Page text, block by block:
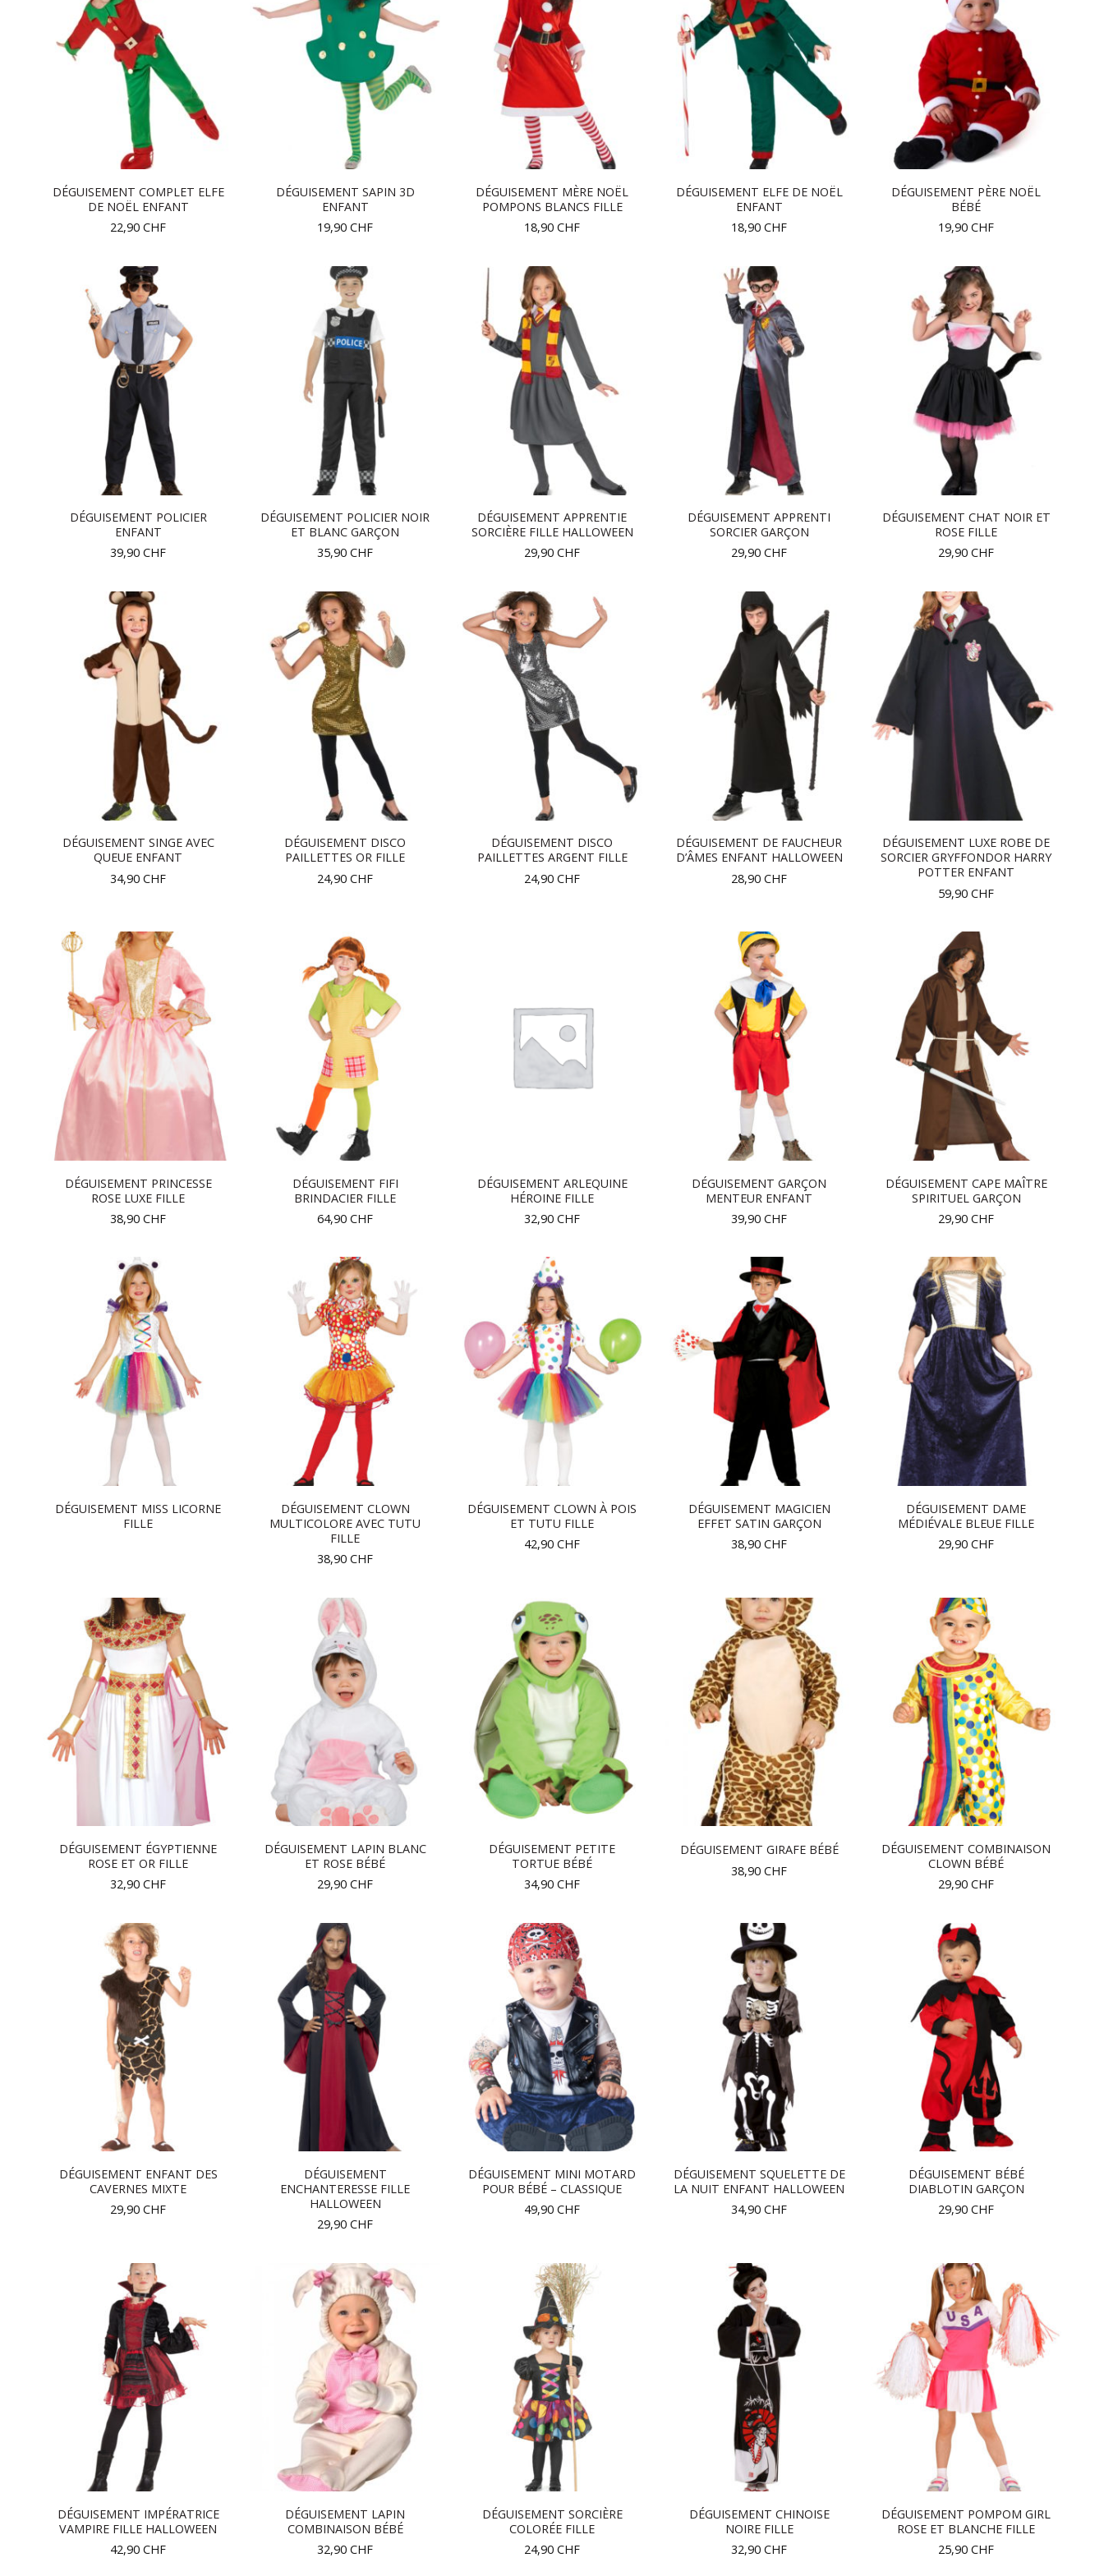
DÉGUISEMENT COMPLET ELFE
DE NOËL ENFANT
22,90 CHF
DÉGUISEMENT SAPIN 3D
ENFANT
19,90 CHF
DÉGUISEMENT MÈRE NOËL
POMPONS BLANCS FILLE
18,90 CHF
DÉGUISEMENT ELFE DE NOËL
ENFANT
18,90 CHF
DÉGUISEMENT PÈRE NOËL
BÉBÉ
19,90 CHF
DÉGUISEMENT POLICIER
ENFANT
39,90 CHF
DÉGUISEMENT POLICIER NOIR
ET BLANC GARÇON
35,90 CHF
DÉGUISEMENT APPRENTIE
SORCIÈRE FILLE HALLOWEEN
29,90 CHF
DÉGUISEMENT APPRENTI
SORCIER GARÇON
29,90 CHF
DÉGUISEMENT CHAT NOIR ET
ROSE FILLE
29,90 CHF
DÉGUISEMENT SINGE AVEC
QUEUE ENFANT
34,90 CHF
DÉGUISEMENT DISCO
PAILLETTES OR FILLE
24,90 CHF
DÉGUISEMENT DISCO
PAILLETTES ARGENT FILLE
24,90 CHF
DÉGUISEMENT DE FAUCHEUR
D’ÂMES ENFANT HALLOWEEN
28,90 CHF
DÉGUISEMENT LUXE ROBE DE
SORCIER GRYFFONDOR HARRY
POTTER ENFANT
59,90 CHF
DÉGUISEMENT PRINCESSE
ROSE LUXE FILLE
38,90 CHF
DÉGUISEMENT FIFI
BRINDACIER FILLE
64,90 CHF
DÉGUISEMENT ARLEQUINE
HÉROINE FILLE
32,90 CHF
DÉGUISEMENT GARÇON
MENTEUR ENFANT
39,90 CHF
DÉGUISEMENT CAPE MAÎTRE
SPIRITUEL GARÇON
29,90 CHF
DÉGUISEMENT MISS LICORNE
FILLE
DÉGUISEMENT CLOWN
MULTICOLORE AVEC TUTU
FILLE
38,90 CHF
DÉGUISEMENT CLOWN À POIS
ET TUTU FILLE
42,90 CHF
DÉGUISEMENT MAGICIEN
EFFET SATIN GARÇON
38,90 CHF
DÉGUISEMENT DAME
MÉDIÉVALE BLEUE FILLE
29,90 CHF
DÉGUISEMENT ÉGYPTIENNE
ROSE ET OR FILLE
32,90 CHF
DÉGUISEMENT LAPIN BLANC
ET ROSE BÉBÉ
29,90 CHF
DÉGUISEMENT PETITE
TORTUE BÉBÉ
34,90 CHF
DÉGUISEMENT GIRAFE BÉBÉ
38,90 CHF
DÉGUISEMENT COMBINAISON
CLOWN BÉBÉ
29,90 CHF
DÉGUISEMENT ENFANT DES
CAVERNES MIXTE
29,90 CHF
DÉGUISEMENT
ENCHANTERESSE FILLE
HALLOWEEN
29,90 CHF
DÉGUISEMENT MINI MOTARD
POUR BÉBÉ – CLASSIQUE
49,90 CHF
DÉGUISEMENT SQUELETTE DE
LA NUIT ENFANT HALLOWEEN
34,90 CHF
DÉGUISEMENT BÉBÉ
DIABLOTIN GARÇON
29,90 CHF
DÉGUISEMENT IMPÉRATRICE
VAMPIRE FILLE HALLOWEEN
42,90 CHF
DÉGUISEMENT LAPIN
COMBINAISON BÉBÉ
32,90 CHF
DÉGUISEMENT SORCIÈRE
COLORÉE FILLE
24,90 CHF
DÉGUISEMENT CHINOISE
NOIRE FILLE
32,90 CHF
DÉGUISEMENT POMPOM GIRL
ROSE ET BLANCHE FILLE
25,90 CHF